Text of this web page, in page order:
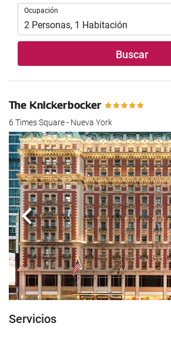
Ocupación
Ocupación
2 Personas, 1 Habitación
Buscar
The Knickerbocker
6 Times Square - Nueva York
Anterior
Servicios